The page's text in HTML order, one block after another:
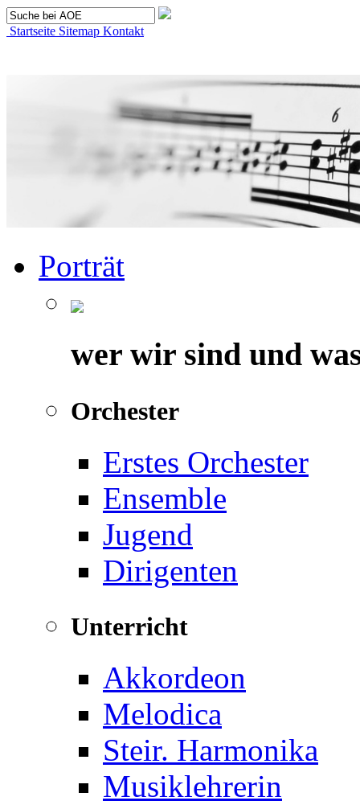
Startseite Sitemap Kontakt
Porträt
wer wir sind und
Orchester
Erstes Orchester
Ensemble
Jugend
Dirigenten
Unterricht
Akkordeon
Melodica
Steir. Harmonika
Musiklehrerin